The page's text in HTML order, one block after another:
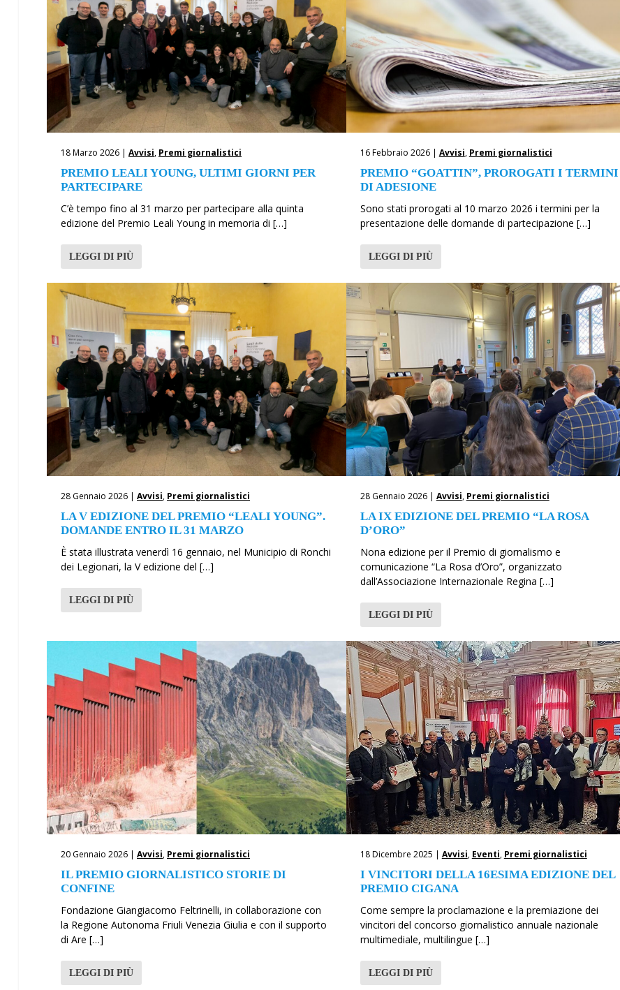
18 Marzo 2026 | Avvisi, Premi giornalistici
PREMIO LEALI YOUNG, ULTIMI GIORNI PER
PARTECIPARE
C’è tempo fino al 31 marzo per partecipare alla quinta
edizione del Premio Leali Young in memoria di […]
LEGGI DI PIÙ
16 Febbraio 2026 | Avvisi, Premi giornalistici
PREMIO “GOATTIN”, PROROGATI I TERMINI
DI ADESIONE
Sono stati prorogati al 10 marzo 2026 i termini per la
presentazione delle domande di partecipazione […]
LEGGI DI PIÙ
28 Gennaio 2026 | Avvisi, Premi giornalistici
LA V EDIZIONE DEL PREMIO “LEALI YOUNG”.
DOMANDE ENTRO IL 31 MARZO
È stata illustrata venerdì 16 gennaio, nel Municipio di Ronchi
dei Legionari, la V edizione del […]
LEGGI DI PIÙ
28 Gennaio 2026 | Avvisi, Premi giornalistici
LA IX EDIZIONE DEL PREMIO “LA ROSA
D’ORO”
Nona edizione per il Premio di giornalismo e
comunicazione “La Rosa d’Oro”, organizzato
dall’Associazione Internazionale Regina […]
LEGGI DI PIÙ
20 Gennaio 2026 | Avvisi, Premi giornalistici
IL PREMIO GIORNALISTICO STORIE DI
CONFINE
Fondazione Giangiacomo Feltrinelli, in collaborazione con
la Regione Autonoma Friuli Venezia Giulia e con il supporto
di Are […]
LEGGI DI PIÙ
18 Dicembre 2025 | Avvisi, Eventi, Premi giornalistici
I VINCITORI DELLA 16ESIMA EDIZIONE DEL
PREMIO CIGANA
Come sempre la proclamazione e la premiazione dei
vincitori del concorso giornalistico annuale nazionale
multimediale, multilingue […]
LEGGI DI PIÙ